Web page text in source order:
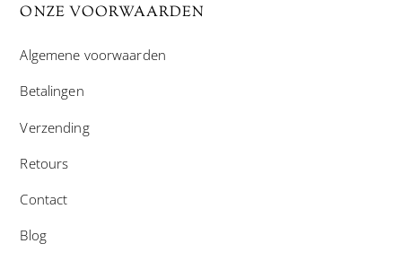
ONZE VOORWAARDEN
Algemene voorwaarden
Betalingen
Verzending
Retours
Contact
Blog